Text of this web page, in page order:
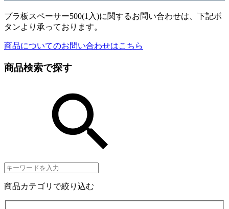
プラ板スペーサー500(1入)に関するお問い合わせは、下記ボ
タンより承っております。
商品についてのお問い合わせはこちら
商品検索で探す
商品カテゴリで絞り込む